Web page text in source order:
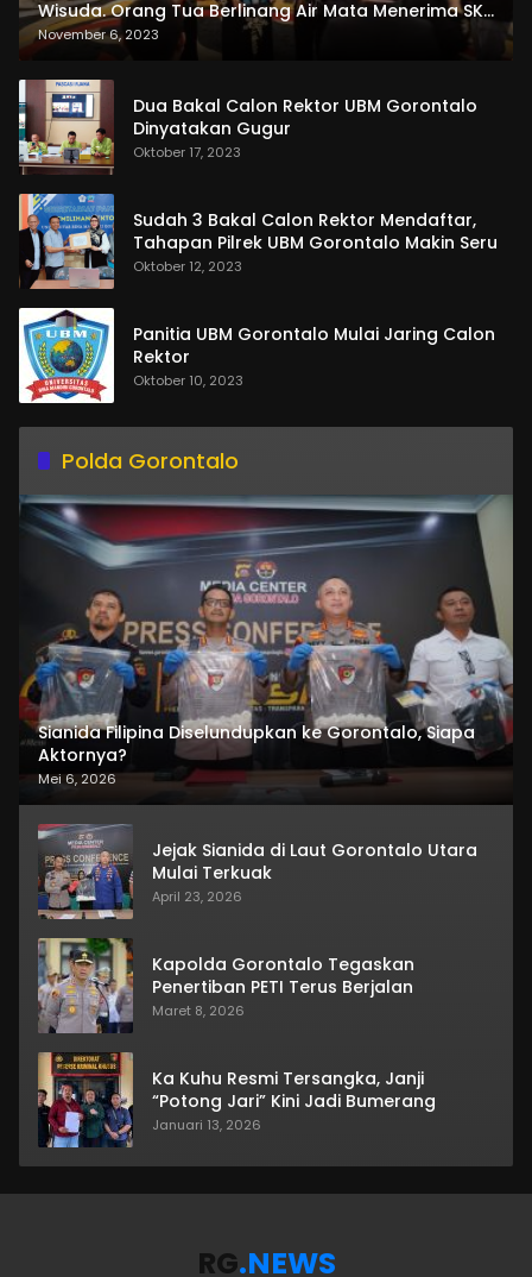
Wisuda. Orang Tua Berlinang Air Mata Menerima SKL
dan Pemasangan Salempang
November 6, 2023
Dua Bakal Calon Rektor UBM Gorontalo
Dinyatakan Gugur
Oktober 17, 2023
Sudah 3 Bakal Calon Rektor Mendaftar,
Tahapan Pilrek UBM Gorontalo Makin Seru
Oktober 12, 2023
Panitia UBM Gorontalo Mulai Jaring Calon
Rektor
Oktober 10, 2023
Polda Gorontalo
Sianida Filipina Diselundupkan ke Gorontalo, Siapa
Aktornya?
Mei 6, 2026
Jejak Sianida di Laut Gorontalo Utara
Mulai Terkuak
April 23, 2026
Kapolda Gorontalo Tegaskan
Penertiban PETI Terus Berjalan
Maret 8, 2026
Ka Kuhu Resmi Tersangka, Janji
“Potong Jari” Kini Jadi Bumerang
Januari 13, 2026
RG.NEWS